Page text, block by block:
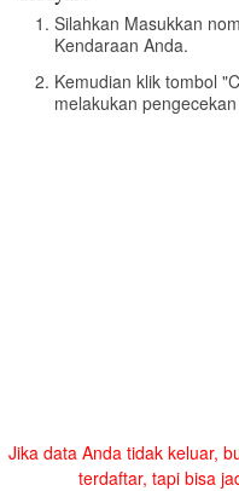
Silahkan Masukkan
Kendaraan Anda.
Kemudian klik tombol
melakukan
Jika data Anda tidak keluar,
terdaftar, tapi bisa